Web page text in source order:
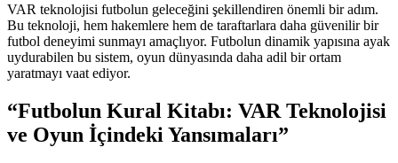
VAR teknolojisi futbolun geleceğini şekillendiren önemli bir adım.
Bu teknoloji, hem hakemlere hem de taraftarlara daha güvenilir bir
futbol deneyimi sunmayı amaçlıyor. Futbolun dinamik yapısına ayak
uydurabilen bu sistem, oyun dünyasında daha adil bir ortam
yaratmayı vaat ediyor.
“Futbolun Kural Kitabı: VAR Teknolojisi
ve Oyun İçindeki Yansımaları”